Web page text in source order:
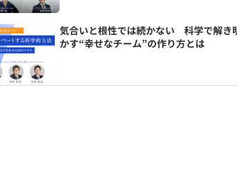
気合いと根性では続かない 科学で解き
かす“幸せなチーム”の作り方とは